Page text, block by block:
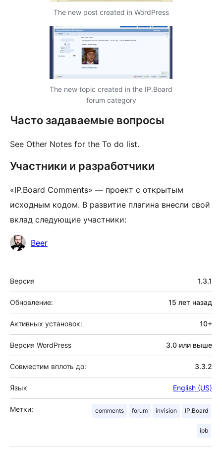
The new post created in WordPress
The new topic created in the IP.Board
forum category
Часто задаваемые вопросы
See Other Notes for the To do list.
Участники и разработчики
«IP.Board Comments» — проект с открытым
исходным кодом. В развитие плагина внесли свой
вклад следующие участники:
Участники
Beer
Мета
Версия 1.3.1
Обновление: 15 лет назад
Активных установок: 10+
Версия WordPress 3.0 или выше
Совместим вплоть до: 3.3.2
Язык English (US)
Метки: comments forum invision IP.Board
ipb